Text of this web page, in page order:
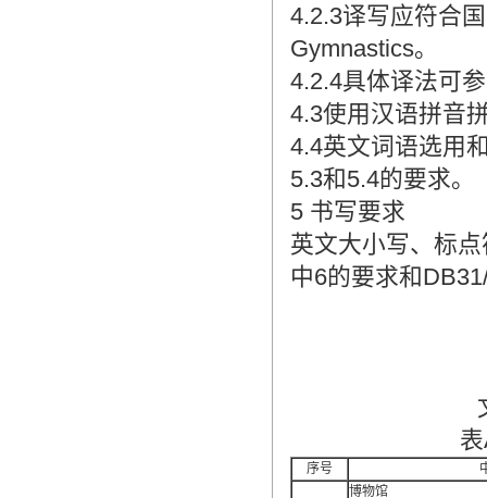
4.2.3译写应符合
Gymnastics。
4.2.4具体译法可
4.3使用汉语拼音
4.4英文词语选用
5.3和5.4的要求。
5 书写要求
英文大小写、标
中6的要求和
序号
博物馆